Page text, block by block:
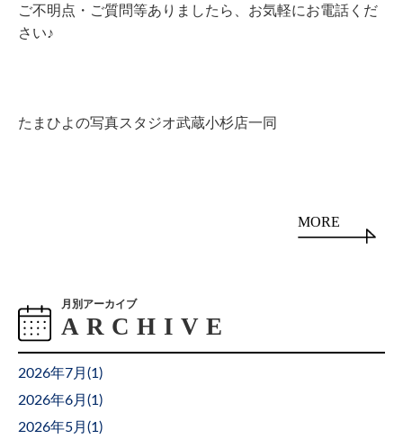
ご不明点・ご質問等ありましたら、お気軽にお電話くだ
さい♪
たまひよの写真スタジオ武蔵小杉店一同
MORE
月別アーカイブ
2026年7月(1 )
2026年6月(1 )
2026年5月(1 )